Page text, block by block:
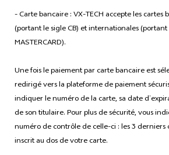
- Carte bancaire : VX-TECH accepte les cartes
(portant le sigle CB) et internationales (portant
MASTERCARD).
Une fois le paiement par carte bancaire est
redirigé vers la plateforme de paiement
indiquer le numéro de la carte, sa date
de son titulaire. Pour plus de sécurité, vous
numéro de contrôle de celle-ci : les 3
inscrit au dos de votre carte.